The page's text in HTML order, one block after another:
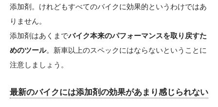
添加剤。けれどもすべてのバイクに効果的というわけではあ
りません。
添加剤はあくまでバイク本来のパフォーマンスを取り戻すた
めのツール。新車以上のスペックにはならないということに
注意しましょう。
最新のバイクには添加剤の効果があまり感じられない